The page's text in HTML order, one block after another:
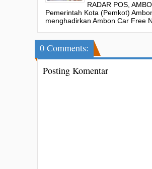
RADAR POS,
Pemerintah Kota (Pemkot)
menghadirkan Ambon Car Free
0 Comments:
Posting Komentar